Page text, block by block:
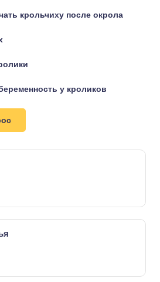
крольчиху после окрола
у кроликов